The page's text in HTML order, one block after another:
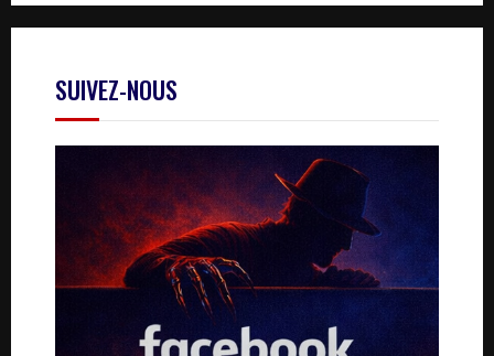
SUIVEZ-NOUS